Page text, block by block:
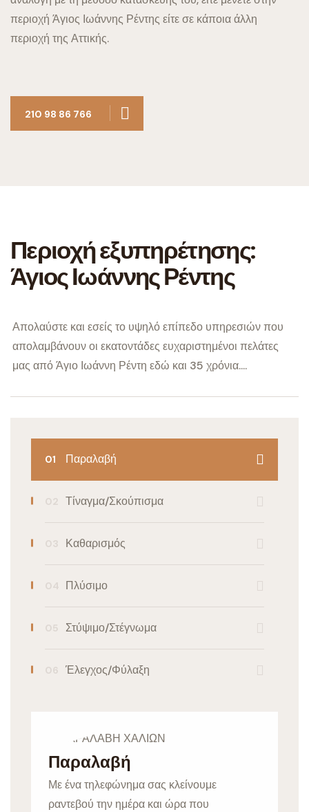
περιοχή Άγιος Ιωάννης Ρέντης είτε σε κάποια άλλη
περιοχή της Αττικής.
210 98 86 766
Περιοχή εξυπηρέτησης:
Άγιος Ιωάννης Ρέντης
Απολαύστε και εσείς το υψηλό επίπεδο υπηρεσιών που
απολαμβάνουν οι εκατοντάδες ευχαριστημένοι πελάτες
μας από Άγιο Ιωάννη Ρέντη εδώ και 35 χρόνια....
Παραλαβή
Τίναγμα/Σκούπισμα
Καθαρισμός
Πλύσιμο
Στύψιμο/Στέγνωμα
Έλεγχος/Φύλαξη
Παραλαβή
Με ένα τηλεφώνημα σας κλείνουμε
ραντεβού την ημέρα και ώρα που